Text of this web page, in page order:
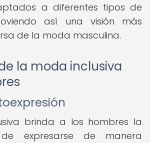
a diferentes tipos de
así una visión más
de la moda masculina.
la moda inclusiva
brinda a los hombres la
expresarse de manera